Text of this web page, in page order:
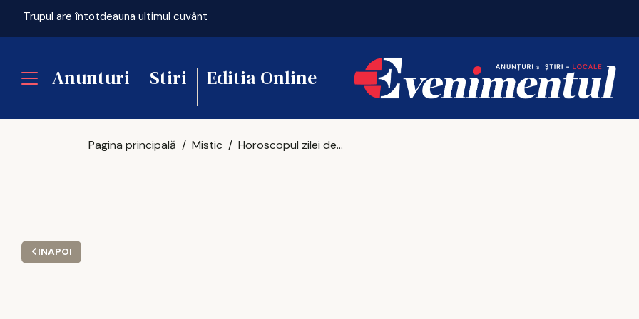
Trupul are întotdeauna ultimul cuvânt
Anunturi Stiri Editia Online
INAPOI
Pagina principală Mistic Horoscopul zilei de joi, 2 iulie 2026